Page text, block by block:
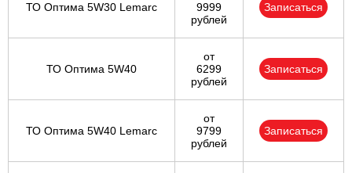
ТО Оптима 5W30 Lemarc
9999
рублей
Записаться
ТО Оптима 5W40
от
6299
рублей
Записаться
ТО Оптима 5W40 Lemarc
от
9799
рублей
Записаться